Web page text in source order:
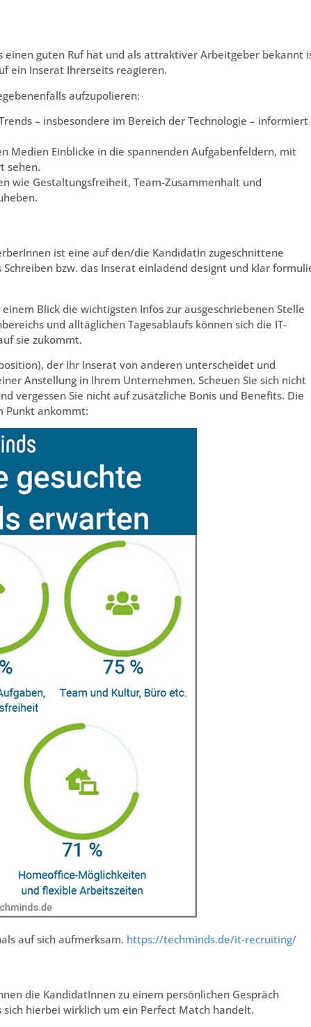
guten Ruf hat und als attraktiver Arbeitgeber bekannt
ein Inserat Ihrerseits reagieren.
aufzupolieren:
– insbesondere im Bereich der Technologie – informiert
Medien Einblicke in die spannenden Aufgabenfeldern, mit
sehen.
wie Gestaltungsfreiheit, Team-Zusammenhalt und
ist eine auf den/die KandidatIn zugeschnittene
bzw. das Inserat einladend designt und klar
Blick die wichtigsten Infos zur ausgeschriebenen Stelle
und alltäglichen Tagesablaufs können sich die IT-
sie zukommt.
der Ihr Inserat von anderen unterscheidet und
Anstellung in Ihrem Unternehmen. Scheuen Sie sich nicht
vergessen Sie nicht auf zusätzliche Bonis und Benefits. Die
Punkt ankommt:
auf sich aufmerksam. https://techminds.de/it-recruiting/
die KandidatInnen zu einem persönlichen Gespräch
hierbei wirklich um ein Perfect Match handelt.